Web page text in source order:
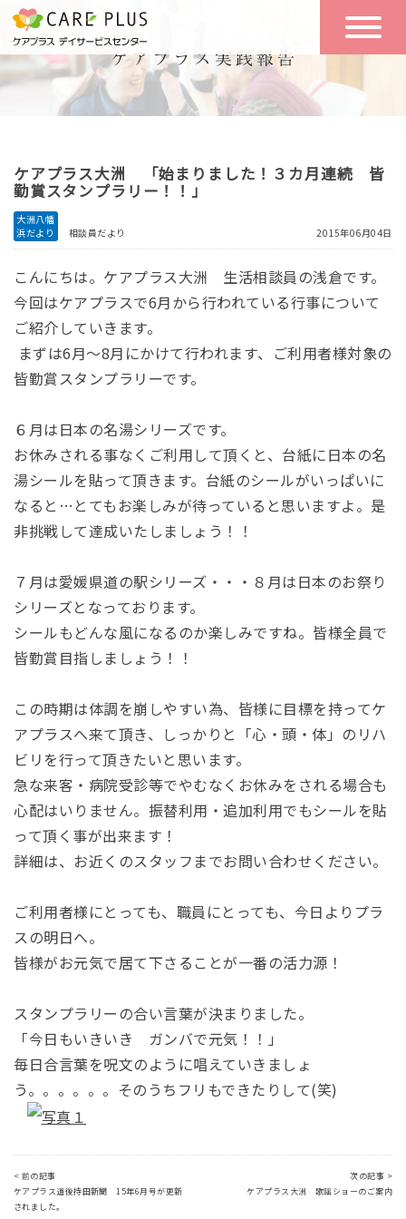
こんな方に
おすすめ
一日の流れ
一日体験
空き状況
実践報告
リクルート
お問い合わせ
ケアプラス大洲 「始まりました！３カ月連続 皆
勤賞スタンプラリー！！」
大洲八幡
浜だより
相談員だより 2015年06月04日
こんにちは。ケアプラス大洲 生活相談員の浅倉です。
今回はケアプラスで6月から行われている行事について
ご紹介していきます。
まずは6月～8月にかけて行われます、ご利用者様対象の
皆勤賞スタンプラリーです。
６月は日本の名湯シリーズです。
お休みされる事なくご利用して頂くと、台紙に日本の名
湯シールを貼って頂きます。台紙のシールがいっぱいに
なると…とてもお楽しみが待っていると思いますよ。 是
非挑戦して達成いたしましょう！！
７月は愛媛県道の駅シリーズ・・・８月は日本のお祭り
シリーズとなっております。
シールもどんな風になるのか楽しみですね。皆様全員で
皆勤賞目指しましょう！！
この時期は体調を崩しやすい為、皆様に目標を持ってケ
アプラスへ来て頂き、しっかりと「心・頭・体」のリハ
ビリを行って頂きたいと思います。
急な来客・病院受診等でやむなくお休みをされる場合も
心配はいりません。 振替利用・追加利用でもシールを貼
って頂く事が出来ます！
詳細は、お近くのスタッフまでお問い合わせください。
ご利用者様にとっても、職員にとっても、今日よりプラ
スの明日へ。
皆様がお元気で居て下さることが一番の活力源！
スタンプラリーの合い言葉が決まりました。
「今日もいきいき ガンバで元気！！」
毎日合言葉を呪文のように唱えていきましょ
う。。。。。。そのうちフリもできたりして(笑)
< 前の記事
ケアプラス道後持田新聞 15年6月号が更新
されました。
次の記事 >
ケアプラス大洲 歌謡ショーのご案内